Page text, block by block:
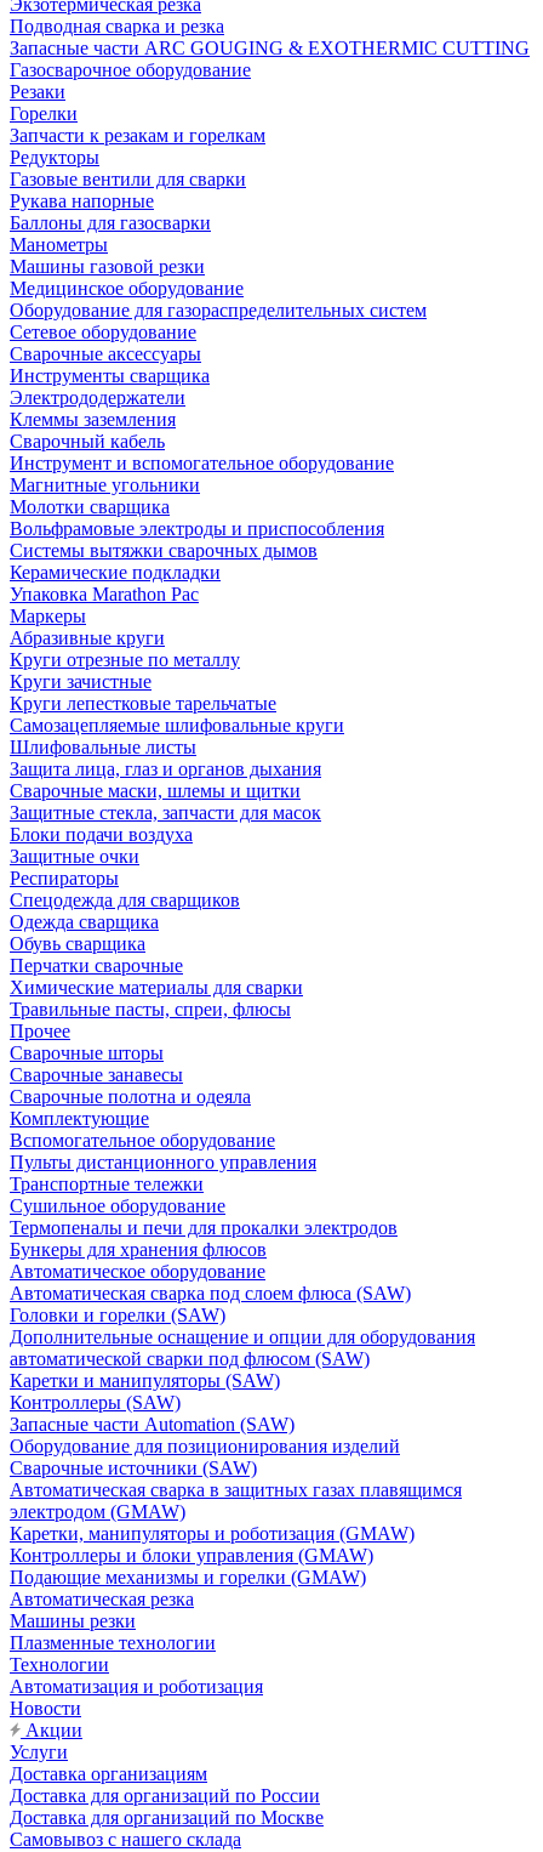
Экзотермическая резка
Подводная сварка и резка
Запасные части ARC GOUGING & EXOTHERMIC CUTTING
Газосварочное оборудование
Резаки
Горелки
Запчасти к резакам и горелкам
Редукторы
Газовые вентили для сварки
Рукава напорные
Баллоны для газосварки
Манометры
Машины газовой резки
Медицинское оборудование
Оборудование для газораспределительных систем
Сетевое оборудование
Сварочные аксессуары
Инструменты сварщика
Электрододержатели
Клеммы заземления
Сварочный кабель
Инструмент и вспомогательное оборудование
Магнитные угольники
Молотки сварщика
Вольфрамовые электроды и приспособления
Системы вытяжки сварочных дымов
Керамические подкладки
Упаковка Marathon Pac
Маркеры
Абразивные круги
Круги отрезные по металлу
Круги зачистные
Круги лепестковые тарельчатые
Самозацепляемые шлифовальные круги
Шлифовальные листы
Защита лица, глаз и органов дыхания
Сварочные маски, шлемы и щитки
Защитные стекла, запчасти для масок
Блоки подачи воздуха
Защитные очки
Респираторы
Спецодежда для сварщиков
Одежда сварщика
Обувь сварщика
Перчатки сварочные
Химические материалы для сварки
Травильные пасты, спреи, флюсы
Прочее
Сварочные шторы
Сварочные занавесы
Сварочные полотна и одеяла
Комплектующие
Вспомогательное оборудование
Пульты дистанционного управления
Транспортные тележки
Сушильное оборудование
Термопеналы и печи для прокалки электродов
Бункеры для хранения флюсов
Автоматическое оборудование
Автоматическая сварка под слоем флюса (SAW)
Головки и горелки (SAW)
Дополнительные оснащение и опции для оборудования
автоматической сварки под флюсом (SAW)
Каретки и манипуляторы (SAW)
Контроллеры (SAW)
Запасные части Automation (SAW)
Оборудование для позиционирования изделий
Сварочные источники (SAW)
Автоматическая сварка в защитных газах плавящимся
электродом (GMAW)
Каретки, манипуляторы и роботизация (GMAW)
Контроллеры и блоки управления (GMAW)
Подающие механизмы и горелки (GMAW)
Автоматическая резка
Машины резки
Плазменные технологии
Технологии
Автоматизация и роботизация
Новости
Акции
Услуги
Доставка организациям
Доставка для организаций по России
Доставка для организаций по Москве
Самовывоз с нашего склада